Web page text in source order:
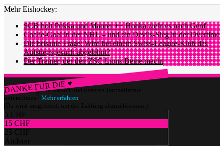
Mehr Eishockey:
SCB holt Pokka und Maurer ++ Honka zieht es nach Genf
Goalie-Goal in der NHL – und ein Devils-Sieg in der Overtime
Die brisante Frage: Wird bei einem Swiss-League-Klub das
Aufstiegsgesuch abgelehnt?
Der Trainer, der den ZSC Lions Beine macht
DANKE FÜR DIE ♥
Würdest du gerne watson und unseren Journalismus
unterstützen? Mehr erfahren
(Du wirst umgeleitet, um die Zahlung abzuschliessen.)
5 CHF
15 CHF
25 CHF
Anderer